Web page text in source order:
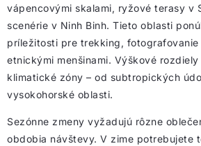
vápencovými skalami, ryžové terasy v
scenérie v Ninh Binh. Tieto oblasti
príležitosti pre trekking,
etnickými menšinami. Výškové
klimatické zóny – od subtropických
vysokohorské oblasti.
Sezónne zmeny vyžadujú rôzne
obdobia návštevy. V zime potrebujete